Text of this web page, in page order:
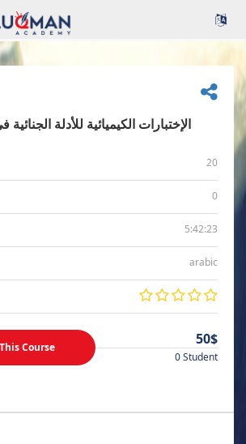
الإختبارات الكيميائية للأدلة
20
0
5:42:23
arabic
Course 50$
0 Student